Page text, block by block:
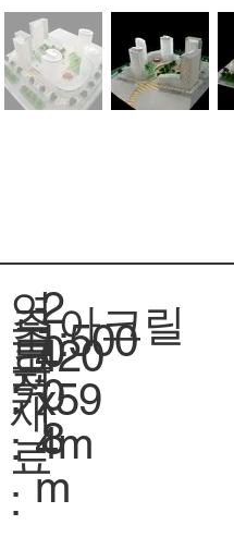
연
도
:
2
0
0
8
주
요
재
료
:
축
척
.
아크릴
1:500
크
기
.
420
x59
4m
m